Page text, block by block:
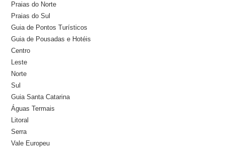
Praias do Norte
Praias do Sul
Guia de Pontos Turísticos
Guia de Pousadas e Hotéis
Centro
Leste
Norte
Sul
Guia Santa Catarina
Águas Termais
Litoral
Serra
Vale Europeu